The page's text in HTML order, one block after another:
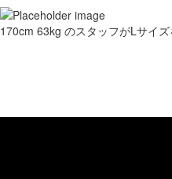
170cm 63kg のスタッフがLサイ